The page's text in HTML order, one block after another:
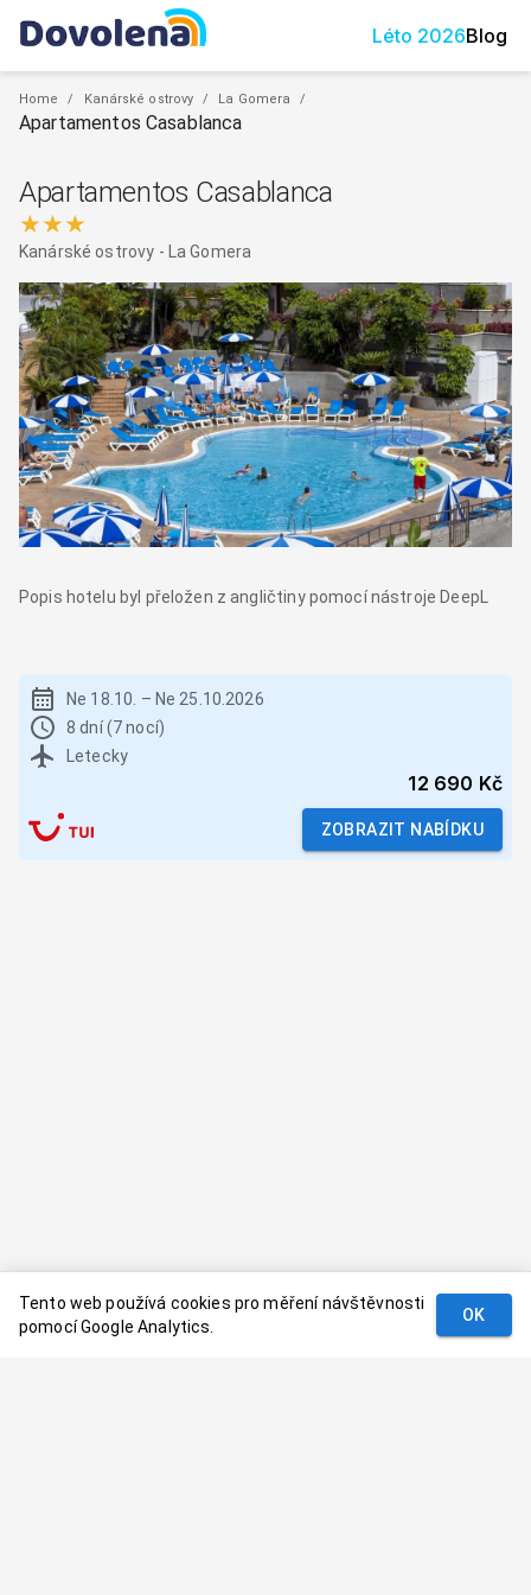
Léto 2026Blog
Home / Kanárské ostrovy / La Gomera /
Apartamentos Casablanca
Apartamentos Casablanca
★★★
Kanárské ostrovy - La Gomera
Popis hotelu byl přeložen z angličtiny pomocí nástroje DeepL
Ne 18.10. – Ne 25.10.2026
8 dní (7 nocí)
Letecky
12 690 Kč
ZOBRAZIT NABÍDKU
Tento web používá cookies pro měření návštěvnosti
pomocí Google Analytics.
OK